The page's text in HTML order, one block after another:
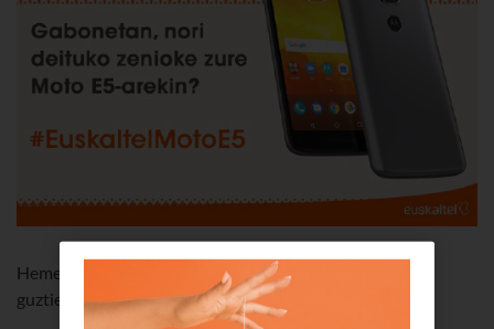
Hemen dira Gabonak, eta guretzat garrantzitsuak diren
guztiekin egunean jartzea gustatzen zaigu.